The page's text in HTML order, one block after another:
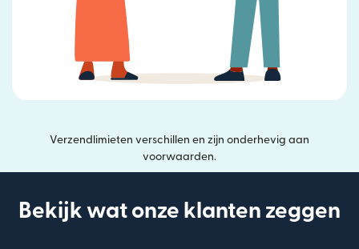
Verzendlimieten verschillen en zijn onderhevig aan
voorwaarden.
Bekijk wat onze klanten zeggen